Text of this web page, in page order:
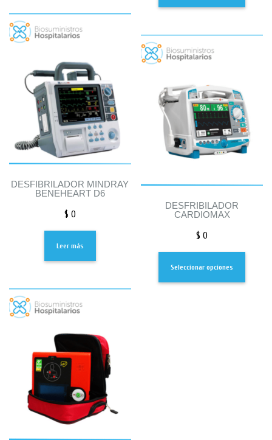
DESFIBRILADOR MINDRAY
BENEHEART D6
$ 0
Leer más
DESFRIBILADOR
CARDIOMAX
$ 0
Seleccionar opciones